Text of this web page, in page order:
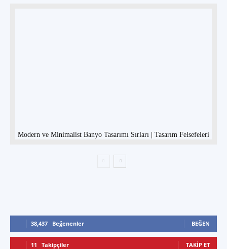
Modern ve Minimalist Banyo Tasarımı Sırları | Tasarım Felsefeleri
38,437 Beğenenler BEĞEN
11 Takipçiler TAKIP ET